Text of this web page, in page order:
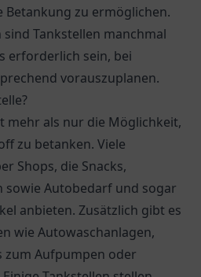
Betankung zu ermöglichen.
Tankstellen manchmal
erforderlich sein, bei
vorauszuplanen.
mehr als nur die Möglichkeit,
zu betanken. Viele
Shops, die Snacks,
sowie Autobedarf und sogar
anbieten. Zusätzlich gibt es
wie Autowaschanlagen,
zum Aufpumpen oder